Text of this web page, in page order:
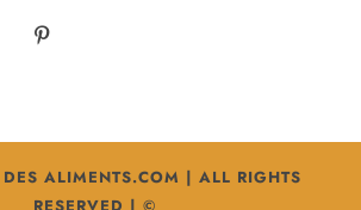
ALIMENTS.COM | ALL RIGHTS